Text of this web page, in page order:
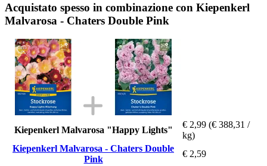
Acquistato spesso in combinazione con Kiepenkerl
Malvarosa - Chaters Double Pink
Kiepenkerl Malvarosa "Happy Lights"
€ 2,99 (€ 388,31 /
kg)
Kiepenkerl Malvarosa - Chaters Double
Pink
€ 2,59